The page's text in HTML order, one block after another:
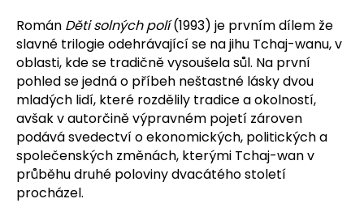
Román Děti solných polí(1993) je prvním dílem že
slavné trilogie odehrávající se na jihu Tchaj-wanu, v
oblasti, kde se tradičně vysoušela sůl. Na první
pohled se jedná o příbeh neštastné lásky dvou
mladých lidí, které rozdělily tradice a okolností,
avšak v autorčině výpravném pojetí zároven
podává svedectví o ekonomických, politických a
společenských změnách, kterými Tchaj-wan v
průběhu druhé poloviny dvacátého století
procházel.
a
j
í
t
?
HLEDAT